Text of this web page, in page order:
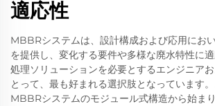
適応性
MBBRシステムは、設計構成および応用にお
を提供し、変化する要件や多様な廃水特性に
処理ソリューションを必要とするエンジニア
とって、最も好まれる選択肢となっています。
MBBRシステムのモジュール式構造から始ま